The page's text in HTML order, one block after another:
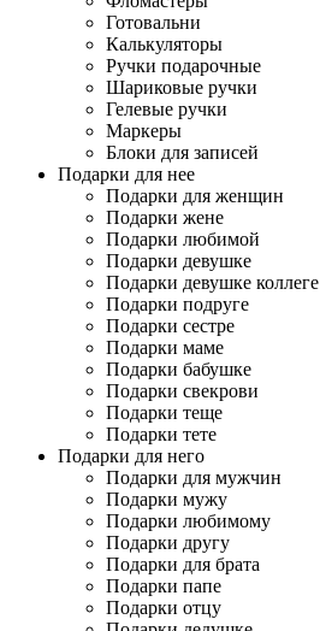
Готовальни
Калькуляторы
Ручки подарочные
Шариковые ручки
Гелевые ручки
Маркеры
Блоки для записей
Подарки для нее
Подарки для женщин
Подарки жене
Подарки любимой
Подарки девушке
Подарки девушке коллеге
Подарки подруге
Подарки сестре
Подарки маме
Подарки бабушке
Подарки свекрови
Подарки теще
Подарки тете
Подарки для него
Подарки для мужчин
Подарки мужу
Подарки любимому
Подарки другу
Подарки для брата
Подарки папе
Подарки отцу